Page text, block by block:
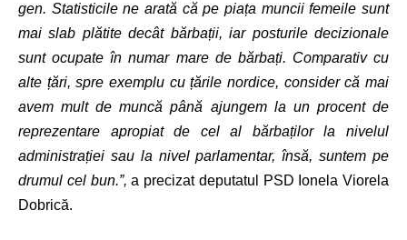
gen. Statisticile ne arată că pe piața muncii femeile sunt
mai slab plătite decât bărbații, iar posturile decizionale
sunt ocupate în numar mare de bărbați. Comparativ cu
alte țări, spre exemplu cu țările nordice, consider că mai
avem mult de muncă până ajungem la un procent de
reprezentare apropiat de cel al bărbaților la nivelul
administrației sau la nivel parlamentar, însă, suntem pe
drumul cel bun.”,a precizat deputatul PSD Ionela Viorela
Dobrică.